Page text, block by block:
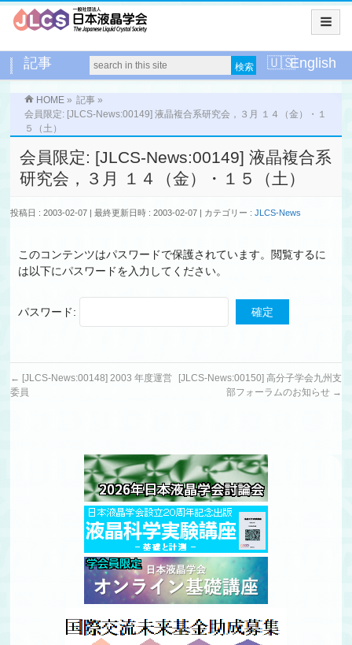
記事 English
HOME » 記事 »
会員限定: [JLCS-News:00149] 液晶複合系研究会，３月 １４（金）・１
５（土）
会員限定: [JLCS-News:00149] 液晶複合系
研究会，３月 １４（金）・１５（土）
投稿日 : 2003-02-07 最終更新日時 : 2003-02-07 カテゴリー :JLCS-News
このコンテンツはパスワードで保護されています。閲覧するに
は以下にパスワードを入力してください。
パスワード:
← [JLCS-News:00148] 2003 年度運営
委員
[JLCS-News:00150] 高分子学会九州支
部フォーラムのお知らせ →